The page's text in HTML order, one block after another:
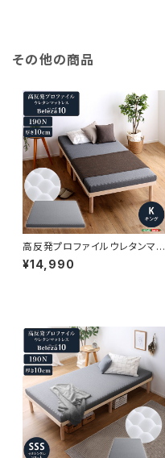
その他の商品
高反発プロファイルウレタンマッ
トレス【Beleza10-ベレーザ・テ
ン-】(キング) ORM-10K
¥14,990